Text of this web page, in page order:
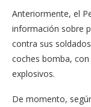
Anteriormente, el
información sobre
contra sus
coches bomba,
explosivos.
De momento,